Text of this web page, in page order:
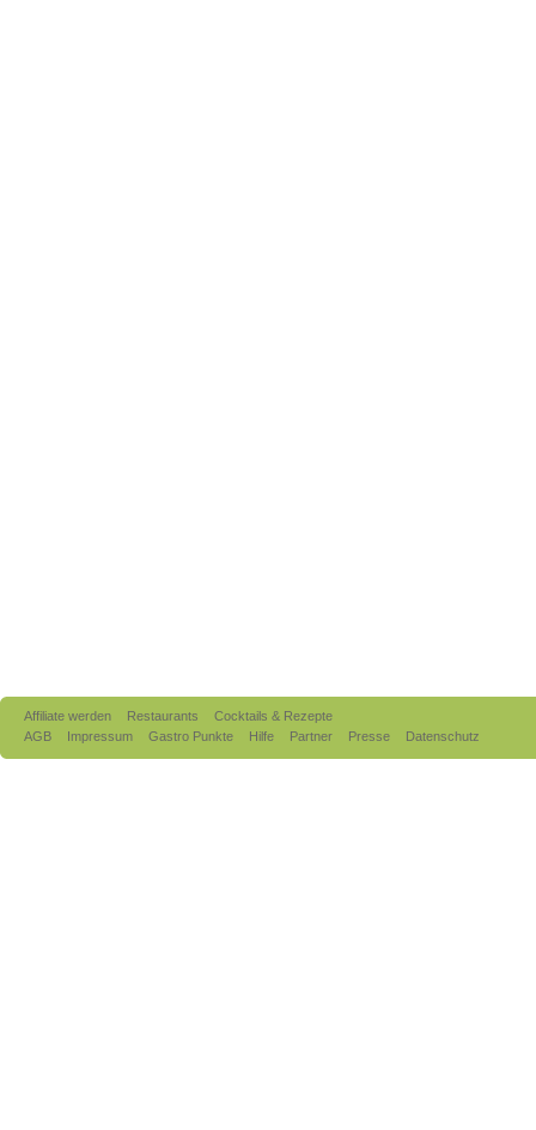
Affiliate werden Restaurants
Cocktails & Rezepte
AGB
Impressum Gastro Punkte Hilfe Partner Presse Datenschutz